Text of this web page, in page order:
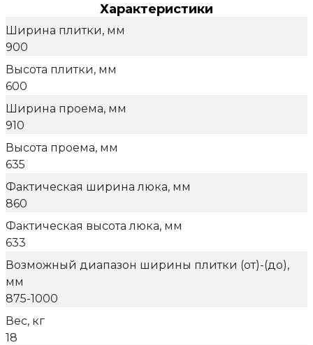
Характеристики
Ширина плитки, мм
900
Высота плитки, мм
600
Ширина проема, мм
910
Высота проема, мм
635
Фактическая ширина люка, мм
860
Фактическая высота люка, мм
633
Возможный диапазон ширины плитки (от)-(до),
мм
875-1000
Вес, кг
18